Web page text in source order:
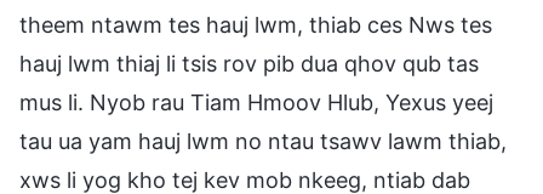
theem ntawm tes hauj lwm, thiab ces Nws tes
hauj lwm thiaj li tsis rov pib dua qhov qub tas
mus li. Nyob rau Tiam Hmoov Hlub, Yexus yeej
tau ua yam hauj lwm no ntau tsawv lawm thiab,
xws li yog kho tej kev mob nkeeg, ntiab dab